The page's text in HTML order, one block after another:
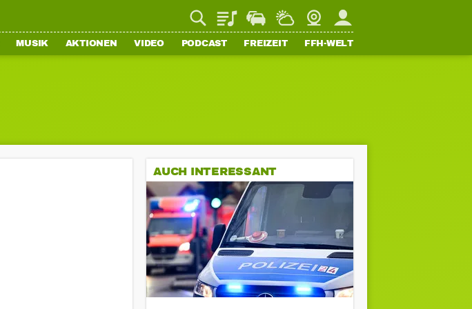
PlaylistStaupilotWetterWebcamMein FFH
MUSIK AKTIONEN VIDEO PODCAST FREIZEIT FFH-WELT
AUCH INTERESSANT